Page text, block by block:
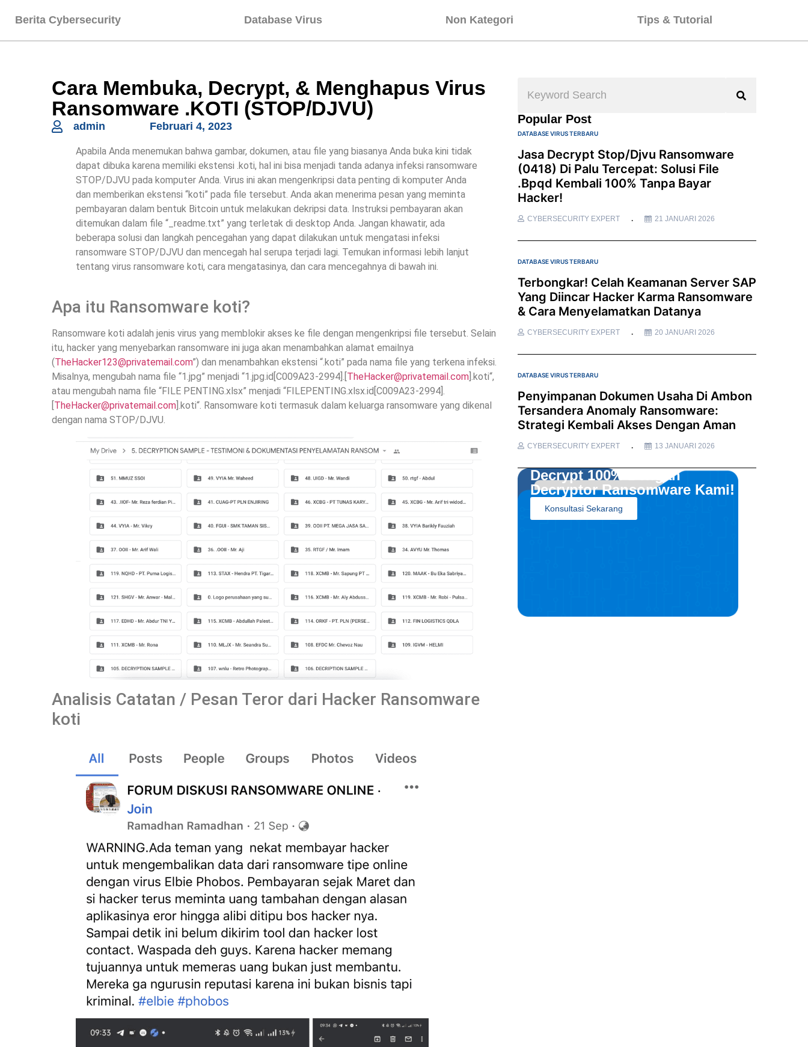
Berita Cybersecurity Database Virus Non Kategori Tips & Tutorial
Cara Membuka, Decrypt, & Menghapus Virus
Ransomware .KOTI (STOP/DJVU)
admin Februari 4, 2023
Apabila Anda menemukan bahwa gambar, dokumen, atau file yang biasanya Anda buka kini tidak
dapat dibuka karena memiliki ekstensi .koti, hal ini bisa menjadi tanda adanya infeksi ransomware
STOP/DJVU pada komputer Anda. Virus ini akan mengenkripsi data penting di komputer Anda
dan memberikan ekstensi “koti” pada file tersebut. Anda akan menerima pesan yang meminta
pembayaran dalam bentuk Bitcoin untuk melakukan dekripsi data. Instruksi pembayaran akan
ditemukan dalam file “_readme.txt” yang terletak di desktop Anda. Jangan khawatir, ada
beberapa solusi dan langkah pencegahan yang dapat dilakukan untuk mengatasi infeksi
ransomware STOP/DJVU dan mencegah hal serupa terjadi lagi. Temukan informasi lebih lanjut
tentang virus ransomware koti, cara mengatasinya, dan cara mencegahnya di bawah ini.
Apa itu Ransomware koti?
Ransomware koti adalah jenis virus yang memblokir akses ke file dengan mengenkripsi file tersebut. Selain
itu, hacker yang menyebarkan ransomware ini juga akan menambahkan alamat emailnya
(TheHacker123@privatemail.com”) dan menambahkan ekstensi “.koti” pada nama file yang terkena infeksi.
Misalnya, mengubah nama file “1.jpg” menjadi “1.jpg.id[C009A23-2994].[ TheHacker@privatemail.com ].koti“,
atau mengubah nama file “FILE PENTING.xlsx” menjadi “FILEPENTING.xlsx.id[C009A23-2994].
TheHacker@privatemail.com ].koti“. Ransomware koti termasuk dalam keluarga ransomware yang dikenal
dengan nama STOP/DJVU.
Analisis Catatan / Pesan Teror dari Hacker Ransomware
koti
Popular Post
DATABASE VIRUS TERBARU
Jasa Decrypt Stop/Djvu Ransomware
(0418) Di Palu Tercepat: Solusi File
.bpqd Kembali 100% Tanpa Bayar
Hacker!
CYBERSECURITY EXPERT 21 JANUARI 2026
DATABASE VIRUS TERBARU
Terbongkar! Celah Keamanan Server SAP
Yang Diincar Hacker Karma Ransomware
& Cara Menyelamatkan Datanya
CYBERSECURITY EXPERT 20 JANUARI 2026
DATABASE VIRUS TERBARU
Penyimpanan Dokumen Usaha Di Ambon
Tersandera Anomaly Ransomware:
Strategi Kembali Akses Dengan Aman
CYBERSECURITY EXPERT 13 JANUARI 2026
Decrypt 100% Dengan
Decryptor Ransomware Kami!
Konsultasi Sekarang